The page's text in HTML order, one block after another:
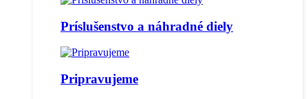
Príslušenstvo a náhradné diely
Pripravujeme